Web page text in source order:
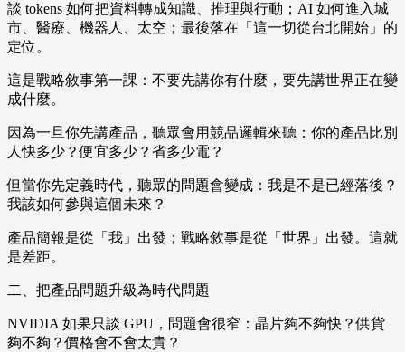
談 tokens 如何把資料轉成知識、推理與行動；AI 如何進入城
市、醫療、機器人、太空；最後落在「這一切從台北開始」的
定位。
這是戰略敘事第一課：不要先講你有什麼，要先講世界正在變
成什麼。
因為一旦你先講產品，聽眾會用競品邏輯來聽：你的產品比別
人快多少？便宜多少？省多少電？
但當你先定義時代，聽眾的問題會變成：我是不是已經落後？
我該如何參與這個未來？
產品簡報是從「我」出發；戰略敘事是從「世界」出發。這就
是差距。
二、把產品問題升級為時代問題
NVIDIA 如果只談 GPU，問題會很窄：晶片夠不夠快？供貨
夠不夠？價格會不會太貴？